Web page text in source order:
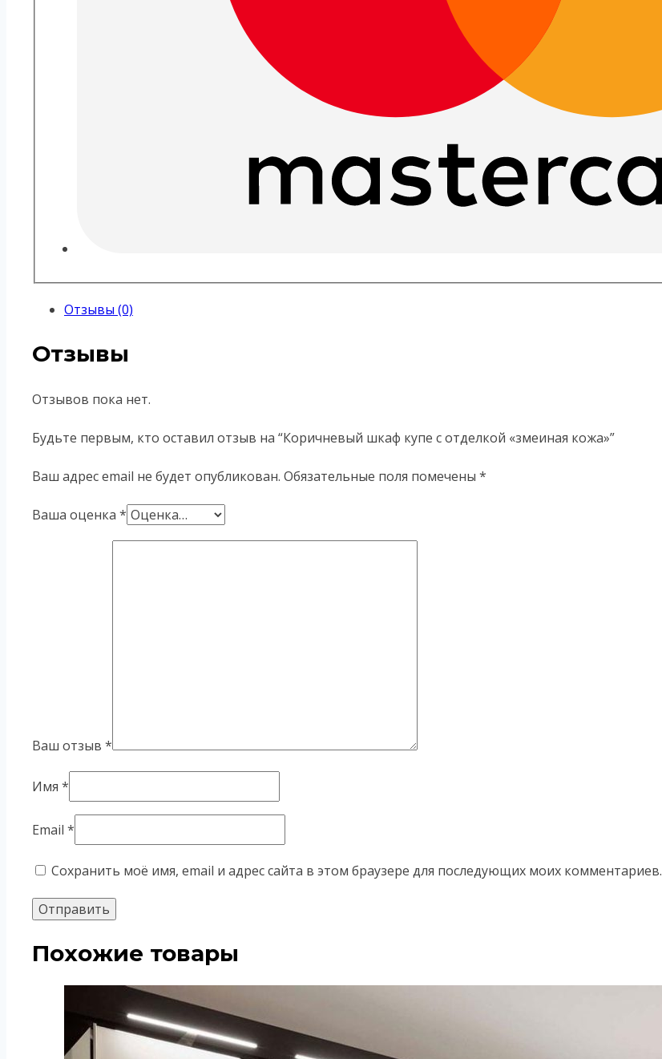
Отзывы (0)
Отзывы
Отзывов пока нет.
Будьте первым, кто оставил отзыв на “Коричневый шкаф купе с отделкой «змеиная кожа»”
Ваш адрес email не будет опубликован. Обязательные поля помечены *
Ваша оценка *
Ваш отзыв *
Имя *
Email *
Сохранить моё имя, email и адрес сайта в этом браузере для последующих моих комментариев.
Похожие товары